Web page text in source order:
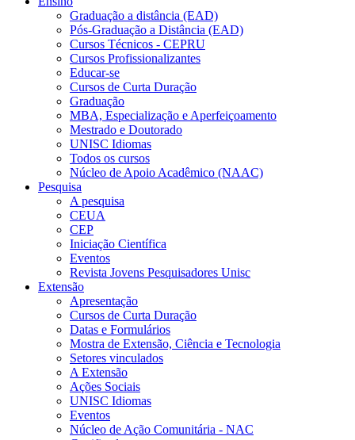
Graduação a distância (EAD)
Pós-Graduação a Distância (EAD)
Cursos Técnicos - CEPRU
Cursos Profissionalizantes
Educar-se
Cursos de Curta Duração
Graduação
MBA, Especialização e Aperfeiçoamento
Mestrado e Doutorado
UNISC Idiomas
Todos os cursos
Núcleo de Apoio Acadêmico (NAAC)
Pesquisa
A pesquisa
CEUA
CEP
Iniciação Científica
Eventos
Revista Jovens Pesquisadores Unisc
Extensão
Apresentação
Cursos de Curta Duração
Datas e Formulários
Mostra de Extensão, Ciência e Tecnologia
Setores vinculados
A Extensão
Ações Sociais
UNISC Idiomas
Eventos
Núcleo de Ação Comunitária - NAC